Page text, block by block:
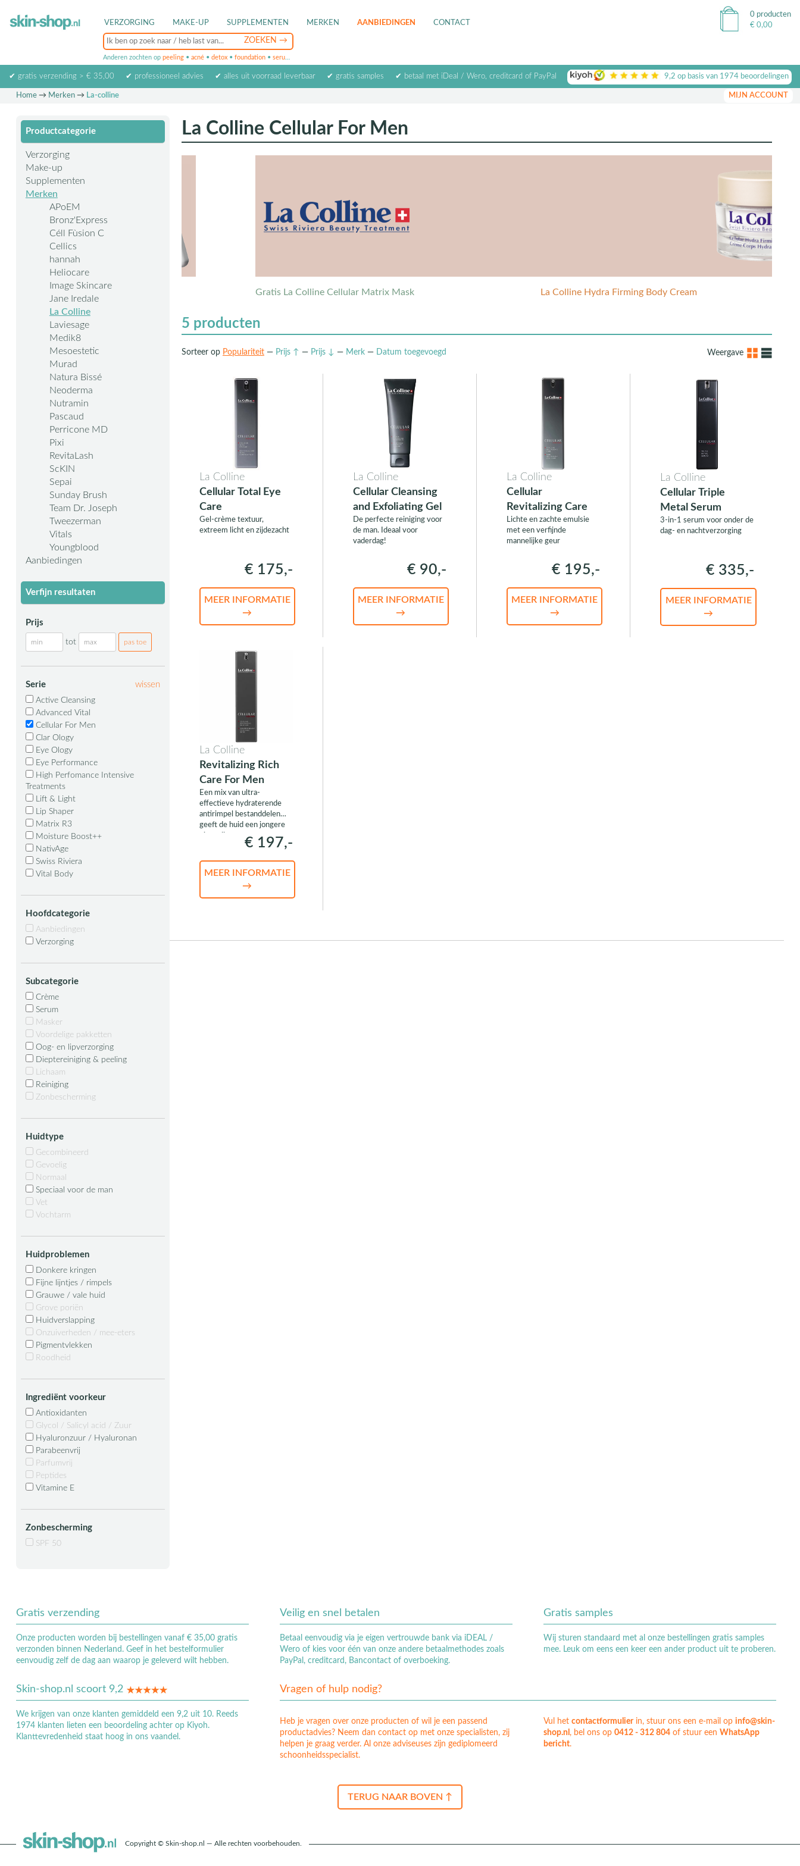
VERZORGING MAKE-UP SUPPLEMENTEN MERKEN AANBIEDINGEN CONTACT
Anderen zochten op peeling • acné • detox • foundation • serum
0 producten
€ 0,00
✔ gratis verzending > € 35,00 ✔ professioneel advies ✔ alles uit voorraad leverbaar ✔ gratis samples ✔ betaal met iDeal / Wero, creditcard of PayPal 9,2 op basis van 1974beoordelingen
MIJN ACCOUNT
Home→ Merken→ La-colline
Productcategorie
Verzorging
Make-up
Supplementen
Merken
APoEM
Bronz'Express
Céll Fùsion C
Cellics
hannah
Heliocare
Image Skincare
Jane Iredale
La Colline
Laviesage
Medik8
Mesoestetic
Murad
Natura Bissé
Neoderma
Nutramin
Pascaud
Perricone MD
Pixi
RevitaLash
ScKIN
Sepai
Sunday Brush
Team Dr. Joseph
Tweezerman
Vitals
Youngblood
Aanbiedingen
Verfijn resultaten
Prijs
tot
Serie wissen
Active Cleansing
Advanced Vital
Cellular For Men
Clar Ology
Eye Ology
Eye Performance
High Perfomance Intensive
Treatments
Lift & Light
Lip Shaper
Matrix R3
Moisture Boost++
NativAge
Swiss Riviera
Vital Body
Hoofdcategorie
Aanbiedingen
Verzorging
Subcategorie
Crème
Serum
Masker
Voordelige pakketten
Oog- en lipverzorging
Dieptereiniging & peeling
Lichaam
Reiniging
Zonbescherming
Huidtype
Gecombineerd
Gevoelig
Normaal
Speciaal voor de man
Vet
Vochtarm
Huidproblemen
Donkere kringen
Fijne lijntjes / rimpels
Grauwe / vale huid
Grove poriën
Huidverslapping
Onzuiverheden / mee-eters
Pigmentvlekken
Roodheid
Ingrediënt voorkeur
Antioxidanten
Glycol / Salicyl acid / Zuur
Hyaluronzuur / Hyaluronan
Parabeenvrij
Parfumvrij
Peptides
Vitamine E
Zonbescherming
SPF 50
La Colline Cellular For Men
La Colline Cellular Hydra Firming Body Cream
Gratis La Colline Cellular Matrix Mask La Colline Hydra Firming Body Cream
5 producten
Sorteer op Populariteit— Prijs ↑ — Prijs ↓ — Merk— Datum toegevoegd Weergave
La Colline
Cellular Total Eye
Care
Gel-crème textuur,
extreem licht en zijdezacht
€ 175,-
MEER INFORMATIE
→
La Colline
Cellular Cleansing
and Exfoliating Gel
De perfecte reiniging voor
de man. Ideaal voor
vaderdag!
€ 90,-
MEER INFORMATIE
→
La Colline
Cellular
Revitalizing Care
Lichte en zachte emulsie
met een verfijnde
mannelijke geur
€ 195,-
MEER INFORMATIE
→
La Colline
Cellular Triple
Metal Serum
3-in-1 serum voor onder de
dag- en nachtverzorging
€ 335,-
MEER INFORMATIE
→
La Colline
Revitalizing Rich
Care For Men
Een mix van ultra-
effectieve hydraterende
antirimpel bestanddelen
geeft de huid een jongere
€ 197,-
MEER INFORMATIE
→
Gratis verzending
Onze producten worden bij bestellingen vanaf € 35,00 gratis
verzonden binnen Nederland. Geef in het bestelformulier
eenvoudig zelf de dag aan waarop je geleverd wilt hebben.
Veilig en snel betalen
Betaal eenvoudig via je eigen vertrouwde bank via iDEAL /
Wero of kies voor één van onze andere betaalmethodes zoals
PayPal, creditcard, Bancontact of overboeking.
Gratis samples
Wij sturen standaard met al onze bestellingen gratis samples
mee. Leuk om eens een keer een ander product uit te proberen.
Skin-shop.nl scoort 9,2
We krijgen van onze klanten gemiddeld een 9,2 uit 10. Reeds
1974 klanten lieten een beoordeling achter op Kiyoh.
Klanttevredenheid staat hoog in ons vaandel.
Vragen of hulp nodig?
Heb je vragen over onze producten of wil je een passend
productadvies? Neem dan contact op met onze specialisten, zij
helpen je graag verder. Al onze adviseuses zijn gediplomeerd
schoonheidsspecialist.
Vul het contactformulierin, stuur ons een e-mail op info@skin-
shop.nl , bel ons op 0412 - 312 804of stuur een WhatsApp
bericht.
TERUG NAAR BOVEN ↑
Copyright © Skin-shop.nl — Alle rechten voorbehouden.